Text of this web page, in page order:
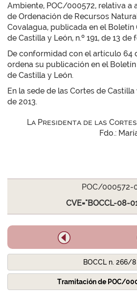
Ambiente, POC/000572, relativa a
de Ordenación de Recursos
Covalagua, publicada en el Boletín
de Castilla y León, n.º 191, de 13 de
De conformidad con el artículo 64
ordena su publicación en el
de Castilla y León.
En la sede de las Cortes de
de 2013.
La Presidenta de las
Fdo.:
POC/000572-
CVE="BOCCL-08-
BOCCL n. 266/8
Tramitación de POC/